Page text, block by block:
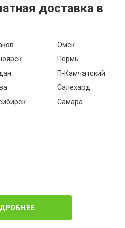
доставка в
Омск
Пермь
П-Камчатский
Салехард
Самара